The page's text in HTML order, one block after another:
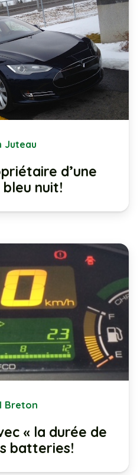
Juteau
d’une
bleu nuit!
Breton
« la durée de
batteries!